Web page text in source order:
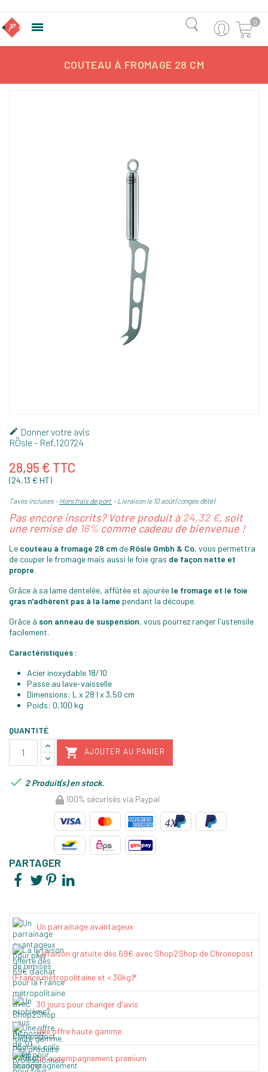
 0
COUTEAU À FROMAGE 28 CM
 Donner votre avis
RÖsle - Ref. 120724
28,95 € TTC
(24,13 € HT)
Taxes incluses Hors frais de port Livraison le 10 août (congés d'été)
Pas encore inscrits? Votre produit à24,32 €, soit
une remise de 16% comme cadeau de bienvenue !
Le couteau à fromage 28 cm de Rösle Gmbh & Co. vous permettra
de couper le fromage mais aussi le foie gras de façon nette et
propre.
Grâce à sa lame dentelée, affûtée et ajourée le fromage et le foie
gras n'adhèrent pas à la lame pendant la découpe.
Grâce à son anneau de suspension, vous pourrez ranger l'ustensile
facilement.
Caractéristiques :
Acier inoxydable 18/10
Passe au lave-vaisselle
Dimensions: L x 28 l x 3,50 cm
Poids: 0,100 kg
QUANTITÉ
 AJOUTER AU PANIER
 2 Produit(s) en stock.
100% sécurisés via Paypal
PARTAGER
Un parrainage avantageux
Livraison gratuite dès 69€ avec Shop2Shop de Chronopost
(France métropolitaine et < 30kg)*
30 jours pour changer d'avis
Une offre haute gamme
Un accompagnement premium